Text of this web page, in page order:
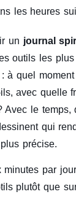
les heures
un journal
outils les
à quel
avec quelle
Avec le temps,
qui
précise.
par
plutôt que